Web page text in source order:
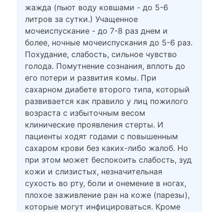
жажда (пьют воду ковшами - до 5-6
литров за сутки.) Учащенное
мочеиспускание - до 7-8 раз днем и
более, ночные мочеиспускания до 5-6 раз.
Похудание, слабость, сильное чувство
голода. Помутнение сознания, вплоть до
его потери и развития комы. При
сахарном диабете второго типа, который
развивается как правило у лиц пожилого
возраста с избыточным весом
клинические проявления стерты. И
пациенты ходят годами с повышенным
сахаром крови без каких-либо жалоб. Но
при этом может беспокоить слабость, зуд
кожи и слизистых, незначительная
сухость во рту, боли и онемение в ногах,
плохое заживление ран на коже (парезы),
которые могут инфицироваться. Кроме